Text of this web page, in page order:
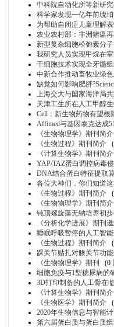
中科院自动化所等新研
科学家发现一亿年前琥
为帮助自闭症儿童理解
农业农村部：非洲猪瘟
新型复杂细胞松弛素分
我研究人员实现甲烷在
干细胞技术实现全牙髓
中新合作推动畜牧业绿
缺觉如何影响肥胖
上海交大与国家海洋局
天津工生所在人工甲醇
Cell：新生物药物有望根
Affimed与基因泰克达成
《生物物理学》期刊简介
《生物过程》期刊简介
《计算生物学》期刊简介
YAP/TAZ蛋白调控病毒
DNA结合蛋白特征提取
各位大神们，你们知道
《生物过程》期刊简介
《生物物理学》期刊简介
钝顶螺旋藻无钠培养初
《分析化学进展》期刊
睡眠呼吸暂停的人工智
《生物过程》期刊简介
踝关节贴扎对膝关节功
《生物物理学》期刊
(0
细胞免疫与1型糖尿病的
3D打印制备的人工骨在
《计算生物学》期刊简介
《生物医学》期刊简介
2020年生物信息与智能
第六届蛋白质与蛋白质组